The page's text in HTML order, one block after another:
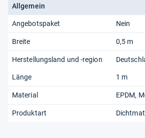
Allgemein
Angebotspaket Nein
Breite 0,5 m
Herstellungsland und -region
Länge 1 m
Material EPDM,
Produktart